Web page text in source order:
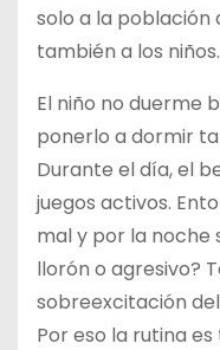
solo a la población
también a los niños.
El niño no duerme
ponerlo a dormir
Durante el día, el
juegos activos.
mal y por la noche
llorón o agresivo?
sobreexcitación
Por eso la rutina